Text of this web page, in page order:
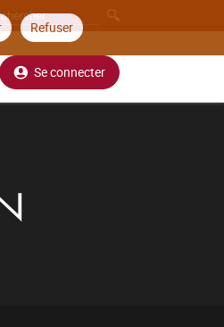
Refuser
Se connecter